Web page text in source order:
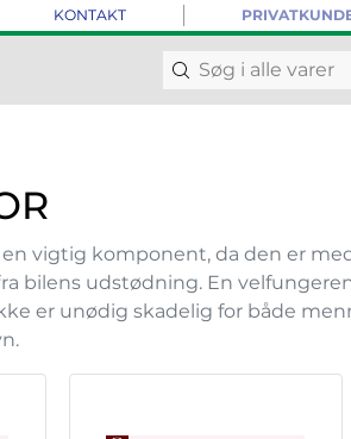
KONTAKT
vigtig komponent, da den er
bilens udstødning. En
er unødig skadelig for både